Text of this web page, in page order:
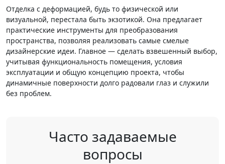
Отделка с деформацией, будь то физической или
визуальной, перестала быть экзотикой. Она предлагает
практические инструменты для преобразования
пространства, позволяя реализовать самые смелые
дизайнерские идеи. Главное — сделать взвешенный выбор,
учитывая функциональность помещения, условия
эксплуатации и общую концепцию проекта, чтобы
динамичные поверхности долго радовали глаз и служили
без проблем.
Часто задаваемые
вопросы